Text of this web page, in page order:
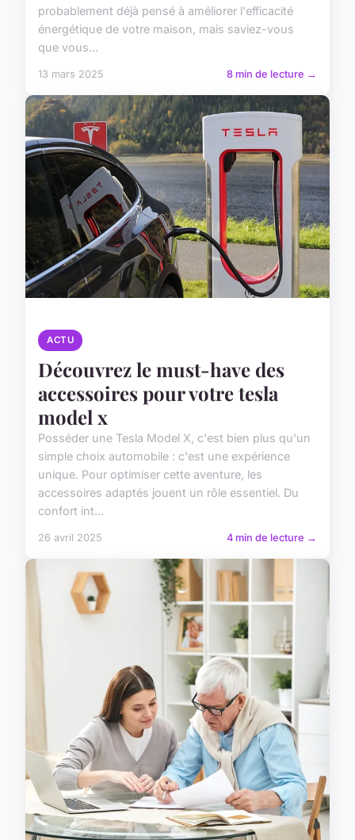
probablement déjà pensé à améliorer l'efficacité
énergétique de votre maison, mais saviez-vous
que vous...
13 mars 2025 8 min de lecture →
ACTU
Découvrez le must-have des
accessoires pour votre tesla
model x
Posséder une Tesla Model X, c'est bien plus qu'un
simple choix automobile : c'est une expérience
unique. Pour optimiser cette aventure, les
accessoires adaptés jouent un rôle essentiel. Du
confort int...
26 avril 2025 4 min de lecture →